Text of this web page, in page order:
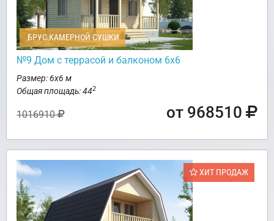
БРУС КАМЕРНОЙ СУШКИ
№9 Дом с террасой и балконом 6х6
Размер: 6х6 м
Общая площадь: 442
1016910 от 968510
ХИТ ПРОДАЖ